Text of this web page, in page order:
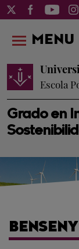
Grado en
Escola
MENU